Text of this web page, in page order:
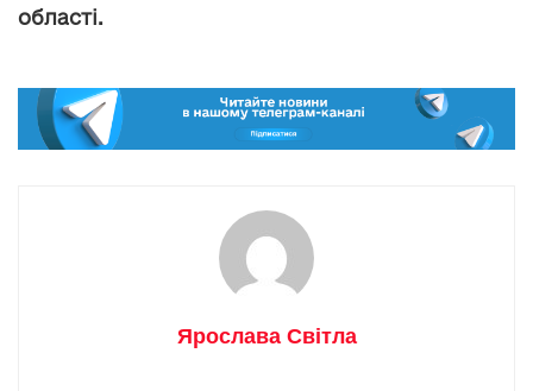
області.
Ярослава Світла